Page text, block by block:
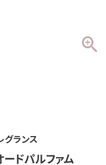
グランス
ドパルファム